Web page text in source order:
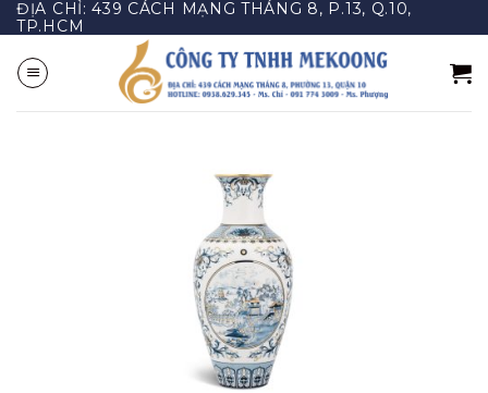
Bỏ
qua
nội
dung
ĐỊA CHỈ: 439 CÁCH MẠNG THÁNG 8, P.13, Q.10,
TP.HCM